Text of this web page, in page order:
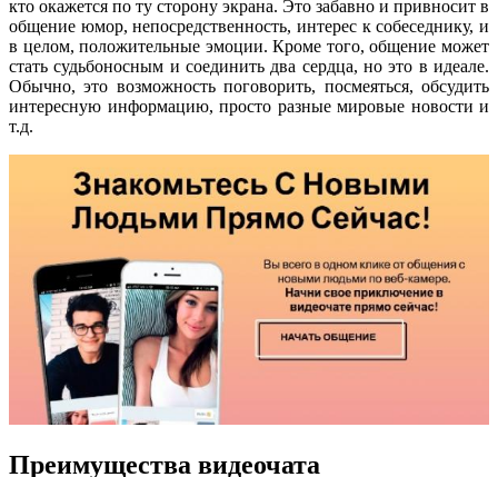
кто окажется по ту сторону экрана. Это забавно и привносит в
общение юмор, непосредственность, интерес к собеседнику, и
в целом, положительные эмоции. Кроме того, общение может
стать судьбоносным и соединить два сердца, но это в идеале.
Обычно, это возможность поговорить, посмеяться, обсудить
интересную информацию, просто разные мировые новости и
т.д.
Преимущества видеочата